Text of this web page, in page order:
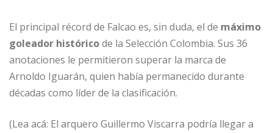
El principal récord de Falcao es, sin duda, el de máximo
goleador históricode la Selección Colombia. Sus 36
anotaciones le permitieron superar la marca de
Arnoldo Iguarán, quien había permanecido durante
décadas como líder de la clasificación.
(Lea acá: El arquero Guillermo Viscarra podría llegar a